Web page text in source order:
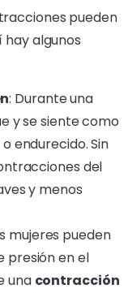
pueden
algunos
: Durante una
y se siente como
endurecido. Sin
del
y menos
mujeres pueden
presión en el
una contracción